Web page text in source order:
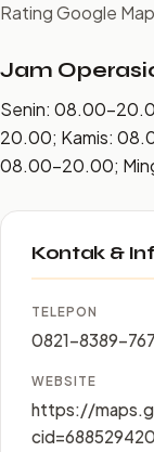
Rating Google
Jam
Senin:
20.00; Kamis:
08.00–20.00;
Kontak &
TELEPON
0821-8389-
WEBSITE
https://